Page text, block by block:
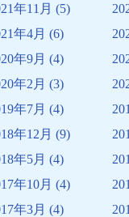
年11月 (5)
年4月 (6)
年9月 (4)
年2月 (3)
年7月 (4)
年12月 (9)
年5月 (4)
年10月 (4)
年3月 (4)